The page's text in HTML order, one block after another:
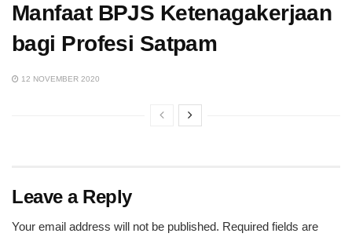
Manfaat BPJS Ketenagakerjaan
bagi Profesi Satpam
12 NOVEMBER 2020
Leave a Reply
Your email address will not be published. Required fields are